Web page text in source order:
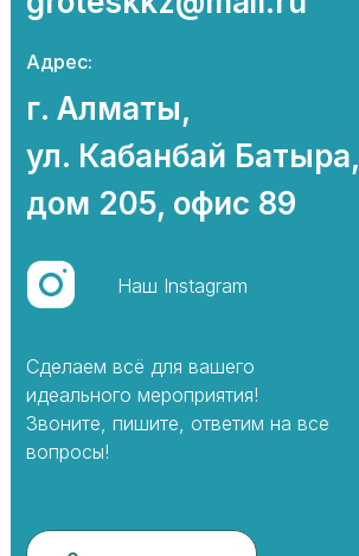
г. Алматы,
ул. Кабанбай Батыра,
дом 205, офис 89
Адрес:
Сделаем всё для вашего
идеального мероприятия!
Звоните, пишите, ответим на все
вопросы!
Наш Instagram